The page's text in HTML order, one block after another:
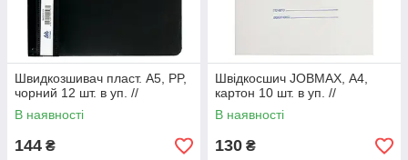
Швидкозшивач пласт. А5, PP,
чорний 12 шт. в уп. //
В наявності
144 ₴
Швідкосшич JOBMAX, А4,
картон 10 шт. в уп. //
В наявності
130 ₴